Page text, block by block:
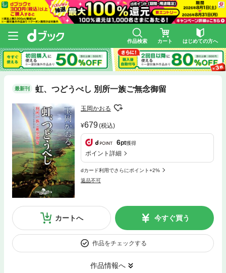
作品検索 カート はじめての方へ
最新刊 虹、つどうべし 別所一族ご無念御留
玉岡かおる
679(税込)
6pt獲得
ポイント詳細
dカード利用でさらにポイント+2%
返品不可
カートへ 今すぐ買う
作品をチェックする
作品情報へ